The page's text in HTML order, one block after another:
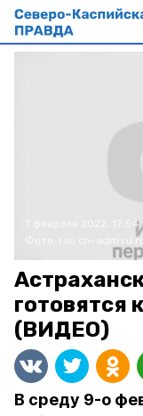
7 февраля 2022, 17:54
готовятся
(ВИДЕО)
В среду 9-о